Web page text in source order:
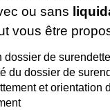
ou sans
vous être
dossier de
du dossier de
et orientation